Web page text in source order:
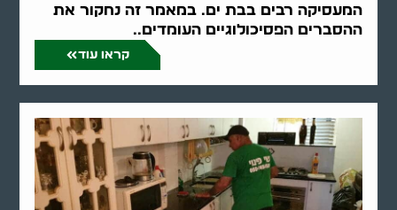
המעסיקה רבים בבת ים. במאמר זה נחקור את
ההסברים הפסיכולוגיים העומדים..
קראו עוד